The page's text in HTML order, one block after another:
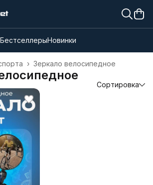
БестселлерыНовинки
Зеркало велосипедное
›
отдых
Сортировка